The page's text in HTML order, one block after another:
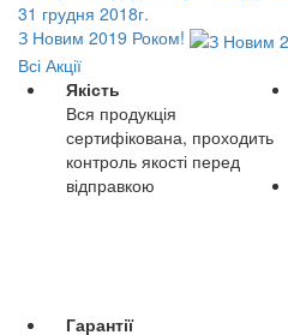
31 грудня 2018г.
З Новим 2019 Роком!
Всі Акції
Якість
Вся продукція
сертифікована, проходить
контроль якості перед
відправкою
Гарантії